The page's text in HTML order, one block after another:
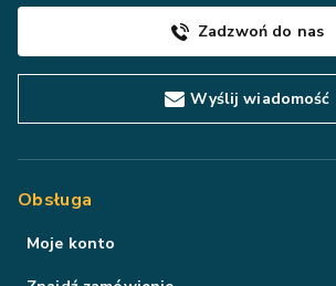
Zadzwoń do nas
Wyślij wiadomość
Obsługa
Moje konto